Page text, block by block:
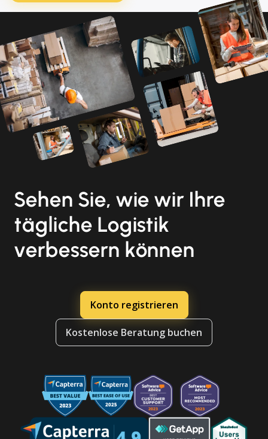
Sehen Sie, wie wir Ihre
tägliche Logistik
verbessern können
Konto registrieren
Kostenlose Beratung buchen